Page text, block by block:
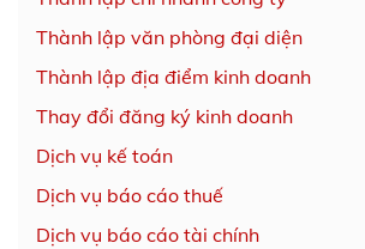
Thành lập văn phòng đại diện
Thành lập địa điểm kinh doanh
Thay đổi đăng ký kinh doanh
Dịch vụ kế toán
Dịch vụ báo cáo thuế
Dịch vụ báo cáo tài chính